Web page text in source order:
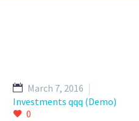
March 7, 2016
Investments qqq (Demo)
0